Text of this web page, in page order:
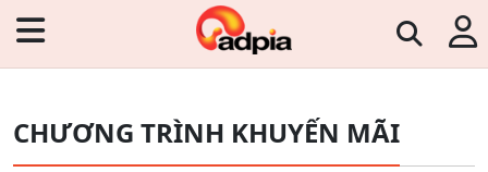
CHƯƠNG TRÌNH KHUYẾN MÃI